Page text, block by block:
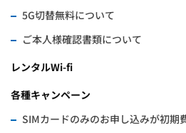
5G切替無料について
ご本人様確認書類について
レンタルWi-fi
各種キャンペーン
SIMカードのみのお申し込みが初期